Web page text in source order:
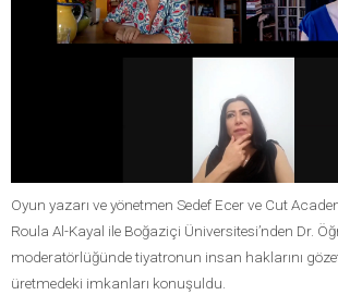
Oyun yazarı ve yönetmen Sedef Ecer ve Cut
Roula Al-Kayal ile Boğaziçi Üniversitesi’nden Dr.
moderatörlüğünde tiyatronun insan haklarını
üretmedeki imkanları konuşuldu.